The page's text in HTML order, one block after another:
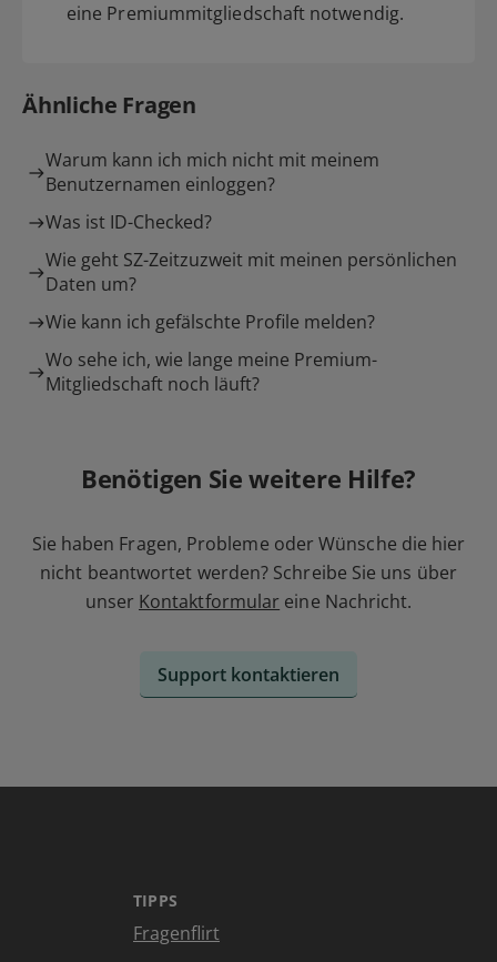
eine Premiummitgliedschaft notwendig.
Ähnliche Fragen
Warum kann ich mich nicht mit meinem
Benutzernamen einloggen?
Was ist ID-Checked?
Wie geht SZ-Zeitzuzweit mit meinen persönlichen
Daten um?
Wie kann ich gefälschte Profile melden?
Wo sehe ich, wie lange meine Premium-
Mitgliedschaft noch läuft?
Benötigen Sie weitere Hilfe?
Sie haben Fragen, Probleme oder Wünsche die hier
nicht beantwortet werden? Schreibe Sie uns über
unser Kontaktformular eine Nachricht.
Support kontaktieren
TIPPS
Fragenflirt